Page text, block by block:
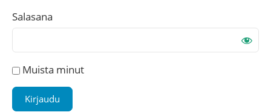
Salasana
Muista minut